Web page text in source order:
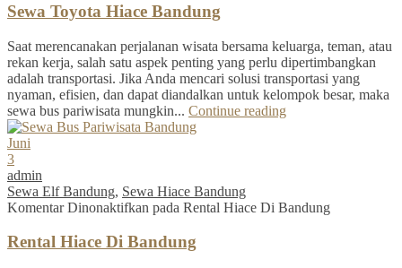
Sewa Toyota Hiace Bandung
Saat merencanakan perjalanan wisata bersama keluarga, teman, atau
rekan kerja, salah satu aspek penting yang perlu dipertimbangkan
adalah transportasi. Jika Anda mencari solusi transportasi yang
nyaman, efisien, dan dapat diandalkan untuk kelompok besar, maka
sewa bus pariwisata mungkin... Continue reading
Juni
3
admin
Sewa Elf Bandung, Sewa Hiace Bandung
Komentar Dinonaktifkan pada Rental Hiace Di Bandung
Rental Hiace Di Bandung